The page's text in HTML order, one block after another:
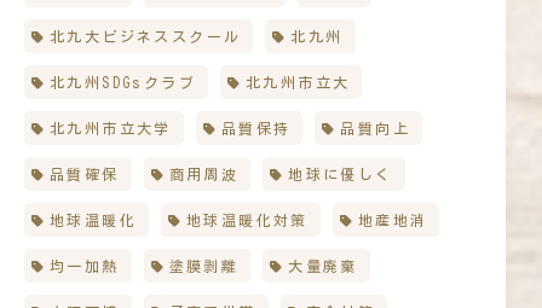
北九大ビジネススクール 北九州
北九州SDGsクラブ 北九州市立大
北九州市立大学 品質保持 品質向上
品質確保 商用周波 地球に優しく
地球温暖化 地球温暖化対策 地産地消
均一加熱 塗膜剥離 大量廃棄